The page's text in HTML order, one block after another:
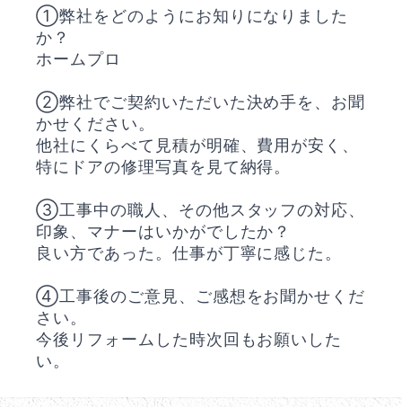
①弊社をどのようにお知りになりました
か？
ホームプロ
②弊社でご契約いただいた決め手を、お聞
かせください。
他社にくらべて見積が明確、費用が安く、
特にドアの修理写真を見て納得。
③工事中の職人、その他スタッフの対応、
印象、マナーはいかがでしたか？
良い方であった。仕事が丁寧に感じた。
④工事後のご意見、ご感想をお聞かせくだ
さい。
今後リフォームした時次回もお願いした
い。